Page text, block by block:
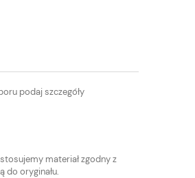
podaj szczegóły
materiał zgodny z
do oryginału.